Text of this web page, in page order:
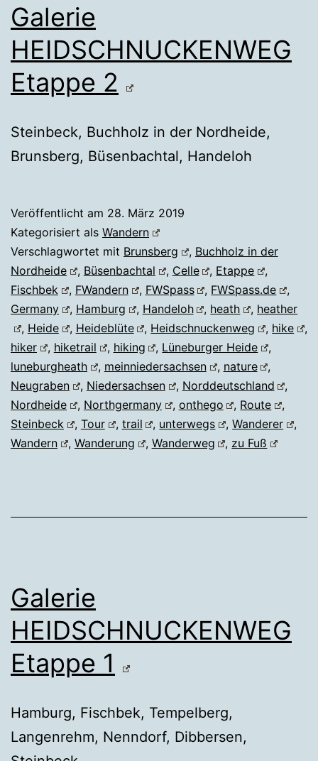
Galerie
HEIDSCHNUCKENWEG
Etappe 2
Steinbeck, Buchholz in der Nordheide,
Brunsberg, Büsenbachtal, Handeloh
Veröffentlicht am 28. März 2019
Kategorisiert als Wandern
Verschlagwortet mit Brunsberg , Buchholz in der
Nordheide
, Büsenbachtal , Celle , Etappe
,
Fischbek
, FWandern , FWSpass , FWSpass.de
,
Germany
, Hamburg , Handeloh , heath , heather
, Heide , Heideblüte , Heidschnuckenweg , hike
,
hiker
, hiketrail , hiking , Lüneburger Heide
,
luneburgheath
, meinniedersachsen , nature
,
Neugraben
, Niedersachsen , Norddeutschland
,
Nordheide
, Northgermany , onthego , Route
,
Steinbeck
, Tour , trail , unterwegs ,Wanderer
,
Wandern
, Wanderung , Wanderweg , zu Fuß
Galerie
HEIDSCHNUCKENWEG
Etappe 1
Hamburg, Fischbek, Tempelberg,
Langenrehm, Nenndorf, Dibbersen,